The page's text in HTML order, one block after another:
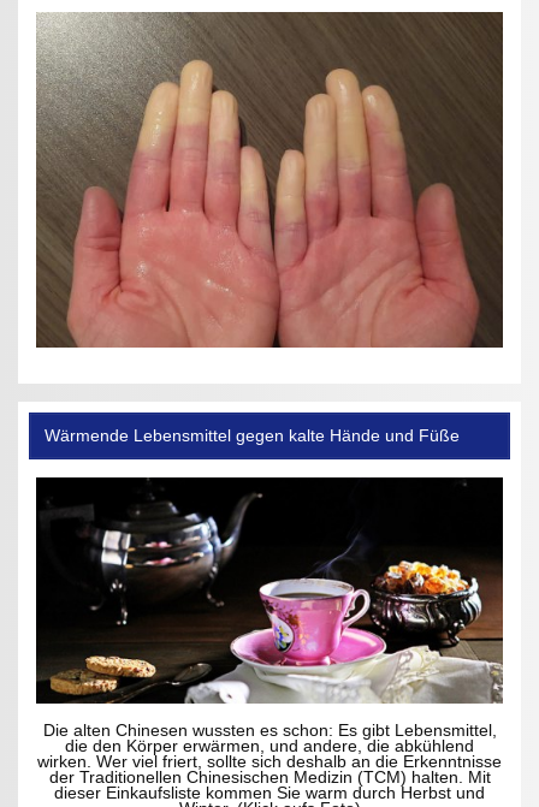
Wärmende Lebensmittel gegen kalte Hände und Füße
Die alten Chinesen wussten es schon: Es gibt Lebensmittel,
die den Körper erwärmen, und andere, die abkühlend
wirken. Wer viel friert, sollte sich deshalb an die Erkenntnisse
der Traditionellen Chinesischen Medizin (TCM) halten. Mit
dieser Einkaufsliste kommen Sie warm durch Herbst und